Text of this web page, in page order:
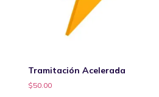
Tramitación Acelerada
$50.00